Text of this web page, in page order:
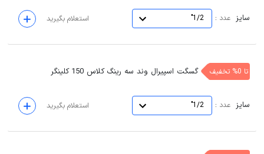
سایز عدد :
1/2" استعلام بگیرید
تا 0% تخفیف گسگت اسپیرال وند سه رینگ کلاس 150 کلینگر
سایز عدد :
1/2" استعلام بگیرید